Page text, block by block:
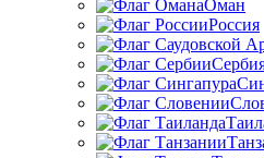
Оман
Россия